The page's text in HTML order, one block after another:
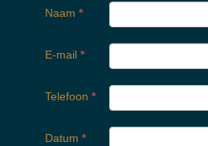
Naam *
E-mail *
Telefoon *
Datum *